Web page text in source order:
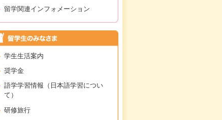
留学関連インフォメーション
学生生活案内
奨学金
語学学習情報（日本語学習につい
て）
研修旅行